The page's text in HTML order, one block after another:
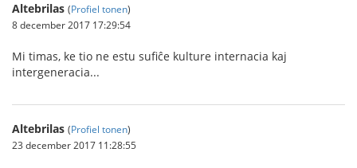
Altebrilas (Profiel tonen)
8 december 2017 17:29:54
Mi timas, ke tio ne estu sufiĉe kulture internacia kaj
intergeneracia...
Altebrilas (Profiel tonen)
23 december 2017 11:28:55